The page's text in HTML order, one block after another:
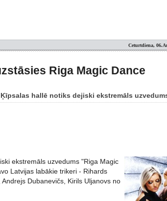
Ceturtdiena,
Riga Magic Dance
hallē notiks dejiski ekstremāls
ekstremāls uzvedums "Riga Magic
Latvijas labākie trikeri - Rihards
Dubanevičs, Kirils Uljanovs no